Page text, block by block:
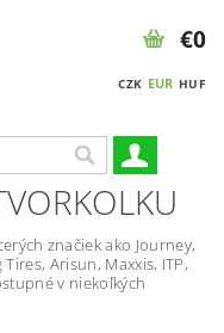
CZK EUR HUF
€0
značiek ako Journey,
Arisun, Maxxis, ITP,
v niekoľkých